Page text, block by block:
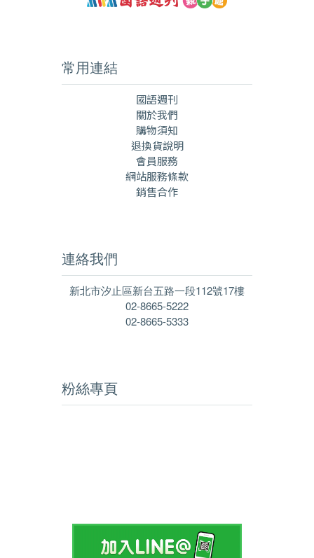
常用連結
國語週刊
關於我們
購物須知
退換貨說明
會員服務
網站服務條款
銷售合作
連絡我們
新北市汐止區新台五路一段112號17樓
02-8665-5222
02-8665-5333
粉絲專頁